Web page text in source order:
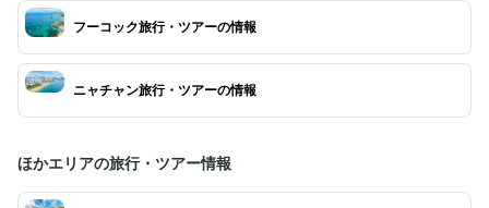
フーコック旅行・ツアーの情報
ニャチャン旅行・ツアーの情報
ほかエリアの旅行・ツアー情報